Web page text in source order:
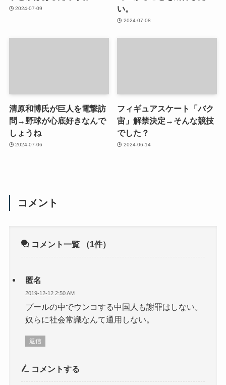
2024-07-09
い。
2024-07-08
清原和博氏が巨人を電撃訪
問→野球が心底好きなんで
しょうね
2024-07-06
フィギュアスケート「バク
宙」解禁決定→そんな競技
でした？
2024-06-14
コメント
コメント一覧 （1件）
匿名
2019-12-12 2:50 AM
プールの中でウンコする中国人も謝罪はしない。
奴らに社会常識なんて通用しない。
返信
コメントする